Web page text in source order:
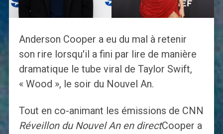
Anderson Cooper a eu du mal à retenir
son rire lorsqu'il a fini par lire de manière
dramatique le tube viral de Taylor Swift,
« Wood », le soir du Nouvel An.
Tout en co-animant les émissions de CNN
Réveillon du Nouvel An en directCooper a